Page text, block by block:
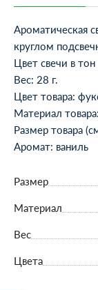
Ароматическая
круглом
Цвет свечи в
Вес: 28 г.
Цвет товара:
Материал
Размер товара
Аромат: ваниль
Размер
Материал
Вес
Цвета